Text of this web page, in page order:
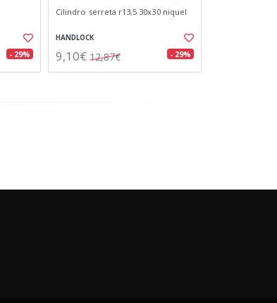
- 29%
Cilindro serreta r13,5 30x30 niquel
HANDLOCK
9,10€ 12,87€ - 29%